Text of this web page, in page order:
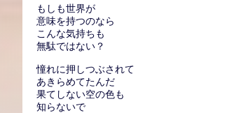
もしも世界が
意味を持つのなら
こんな気持ちも
無駄ではない？
憧れに押しつぶされて
あきらめてたんだ
果てしない空の色も
知らないで